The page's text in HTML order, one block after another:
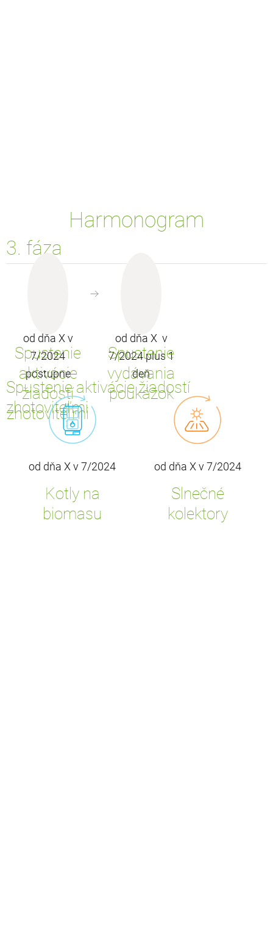
Harmonogram
3. fáza
od dňa X v
7/2024
postupne
Spustenie
aktivácie
žiadostí
zhotoviteľmi
od dňa X v
7/2024 plus 1
deň
Spustenie
vydávania
poukážok
Spustenie aktivácie žiadostí
zhotoviteľmi
od dňa X v 7/2024
Kotly na
biomasu
od dňa X v 7/2024
Slnečné
kolektory